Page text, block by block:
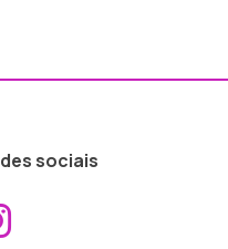
sociais
ao